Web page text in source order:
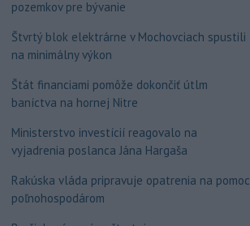
pozemkov pre bývanie
Štvrtý blok elektrárne v Mochovciach spustili
na minimálny výkon
Štát financiami pomôže dokončiť útlm
baníctva na hornej Nitre
Ministerstvo investícií reagovalo na
vyjadrenia poslanca Jána Hargaša
Rakúska vláda pripravuje opatrenia na pomoc
poľnohospodárom